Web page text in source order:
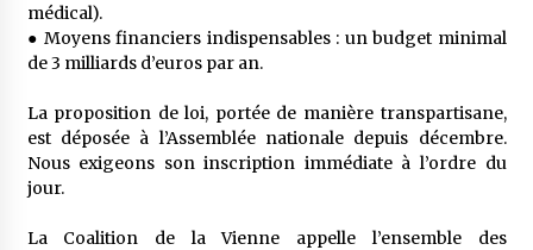
médical).
●​ Moyens financiers indispensables : un budget minimal
de 3 milliards d’euros par an.
La proposition de loi, portée de manière transpartisane,
est déposée à l’Assemblée nationale depuis décembre.
Nous exigeons son inscription immédiate à l’ordre du
jour.
La Coalition de la Vienne appelle l’ensemble des